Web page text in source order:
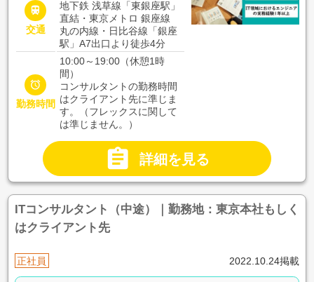

交通
地下鉄 浅草線「東銀座駅」
直結・東京メトロ 銀座線
丸の内線・日比谷線「銀座
駅」A7出口より徒歩4分

勤務時間
10:00～19:00（休憩1時
間）
コンサルタントの勤務時間
はクライアント先に準じま
す。（フレックスに関して
は準じません。）
 詳細を見る
ITコンサルタント（中途）｜勤務地：東京本社もしく
はクライアント先
正社員 2022.10.24掲載